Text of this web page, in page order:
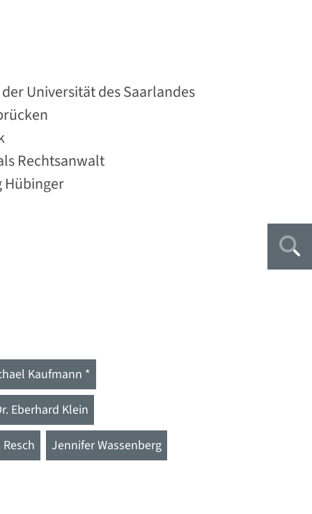
Universität des Saarlandes
Rechtsanwalt
Hübinger
Kaufmann *
Eberhard Klein
Jennifer Wassenberg